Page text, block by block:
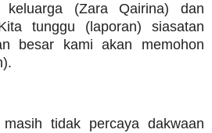
keluarga (Zara Qairina) dan
tunggu (laporan) siasatan
besar kami akan memohon
masih tidak percaya dakwaan